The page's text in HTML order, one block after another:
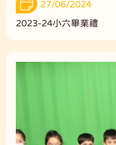
27/06/2024
2023-24小六畢業禮